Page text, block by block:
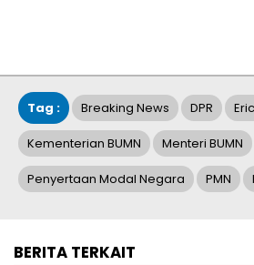
Tag : Breaking News DPR
Kementerian BUMN Menteri BUMN
Penyertaan Modal Negara PMN
BERITA TERKAIT